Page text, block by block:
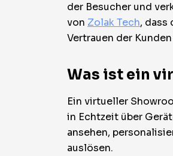
der Besucher und
von Zolak Tech, dass
Vertrauen der
Was ist ein
Ein virtueller
in Echtzeit über
ansehen,
auslösen.